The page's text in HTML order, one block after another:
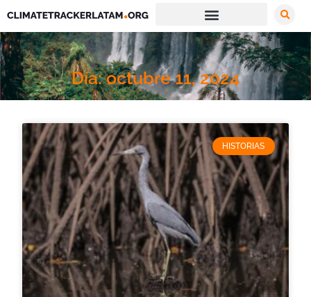
Día: octubre 11, 2024
HISTORIAS